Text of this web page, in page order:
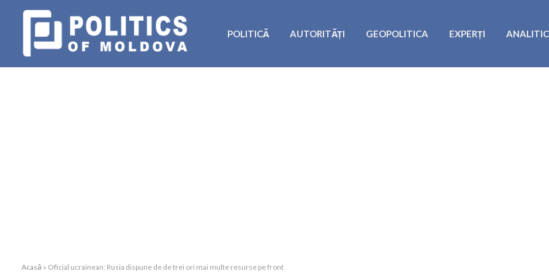
POLITICĂ AUTORITĂȚI GEOPOLITICA EXPERȚI
Acasă » Oficial ucrainean: Rusia dispune de de trei ori mai multe resurse pe front